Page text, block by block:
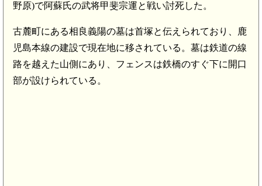
野原)で阿蘇氏の武将甲斐宗運と戦い討死した。
古麓町にある相良義陽の墓は首塚と伝えられており、鹿
児島本線の建設で現在地に移されている。墓は鉄道の線
路を越えた山側にあり、フェンスは鉄橋のすぐ下に開口
部が設けられている。